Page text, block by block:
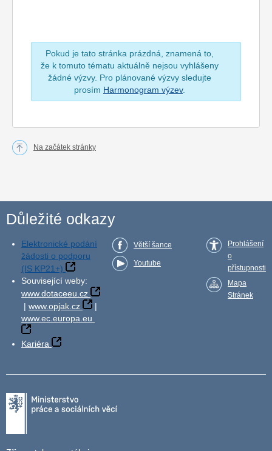
Pokud je tato stránka prázdná, znamená to,
že k tomuto tématu aktuálně nejsou vyhlášeny
žádné výzvy. Pro plánované výzvy sledujte
prosím Harmonogram výzev.
Na začátek stránky
Důležité odkazy
Elektronické podání
žádosti o podporu
(IS KP21+)
Související weby:
www.dotaceeu.cz
| www.opjak.cz
|
www.ec.europa.eu
Kariéra
Větší šance
Youtube
Prohlášení
o
přístupnosti
Mapa
Stránek